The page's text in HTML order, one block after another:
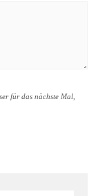
für das nächste Mal,